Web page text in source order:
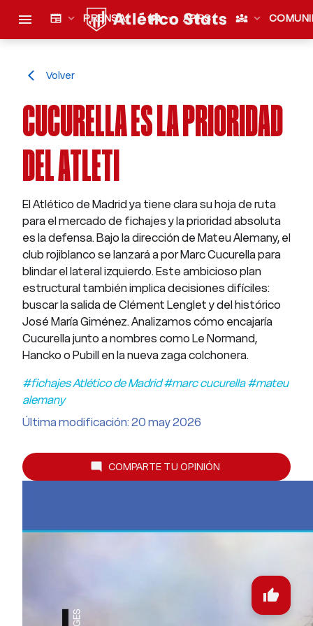
menu newspaper expand_more PRENSA sports_esports expand_more APPS diversity_3 expand_more
thumb_up
arrow_back_ios Volver
CUCURELLA ES LA PRIORIDAD
DEL ATLETI
El Atlético de Madrid ya tiene clara su hoja de ruta
para el mercado de fichajes y la prioridad absoluta
es la defensa. Bajo la dirección de Mateu Alemany, el
club rojiblanco se lanzará a por Marc Cucurella para
blindar el lateral izquierdo. Este ambicioso plan
estructural también implica decisiones difíciles:
buscar la salida de Clément Lenglet y del histórico
José María Giménez. Analizamos cómo encajaría
Cucurella junto a nombres como Le Normand,
Hancko o Pubill en la nueva zaga colchonera.
#fichajes Atlético de Madrid #marc cucurella #mateu
alemany
Última modificación: 20 may 2026
mode_comment COMPARTE TU OPINIÓN